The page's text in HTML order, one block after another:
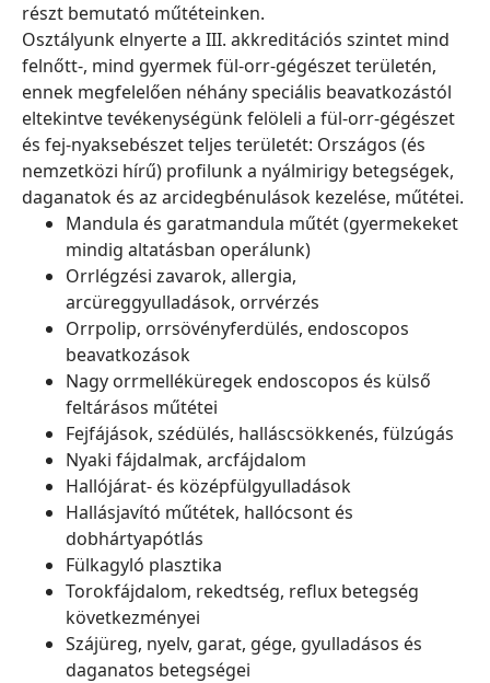
részt bemutató műtéteinken.
Osztályunk elnyerte a III. akkreditációs szintet mind
felnőtt-, mind gyermek fül-orr-gégészet területén,
ennek megfelelően néhány speciális beavatkozástól
eltekintve tevékenységünk felöleli a fül-orr-gégészet
és fej-nyaksebészet teljes területét: Országos (és
nemzetközi hírű) profilunk a nyálmirigy betegségek,
daganatok és az arcidegbénulások kezelése, műtétei.
Mandula és garatmandula műtét (gyermekeket
mindig altatásban operálunk)
Orrlégzési zavarok, allergia,
arcüreggyulladások, orrvérzés
Orrpolip, orrsövényferdülés, endoscopos
beavatkozások
Nagy orrmelléküregek endoscopos és külső
feltárásos műtétei
Fejfájások, szédülés, halláscsökkenés, fülzúgás
Nyaki fájdalmak, arcfájdalom
Hallójárat- és középfülgyulladások
Hallásjavító műtétek, hallócsont és
dobhártyapótlás
Fülkagyló plasztika
Torokfájdalom, rekedtség, reflux betegség
következményei
Szájüreg, nyelv, garat, gége, gyulladásos és
daganatos betegségei